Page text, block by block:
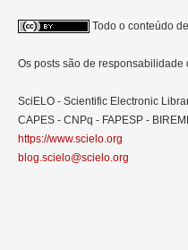
Todo o conteúdo
Os posts são de
SciELO - Scientific Electronic
CAPES - CNPq - FAPESP -
https://www.scielo.org
blog.scielo@scielo.org